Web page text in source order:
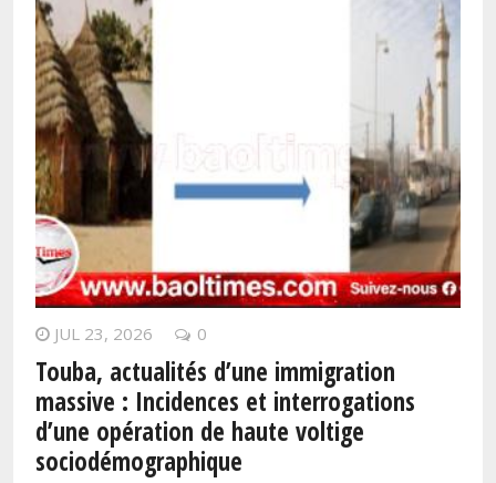
JUL 23, 2026 0
Touba, actualités d’une immigration
massive : Incidences et interrogations
d’une opération de haute voltige
sociodémographique